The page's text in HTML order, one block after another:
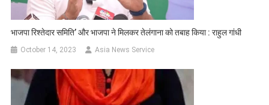
भाजपा रिश्तेदार समिति’ और भाजपा ने मिलकर तेलंगाना को तबाह किया : राहुल गांधी
October 14, 2023 Asia News Service